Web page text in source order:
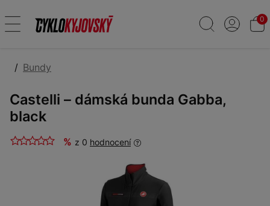
0
Bundy
Castelli – dámská bunda Gabba,
black
% z 0 hodnocení